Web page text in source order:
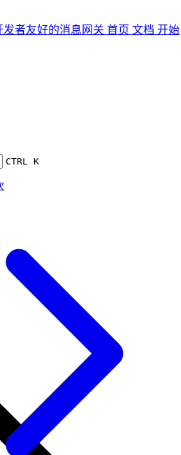
者友好的消息网关 首页 文档 开始
CTRL K